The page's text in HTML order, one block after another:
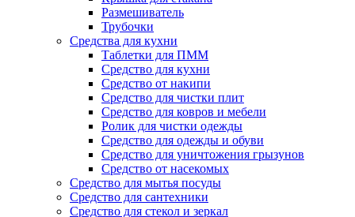
Размешиватель
Трубочки
Средства для кухни
Таблетки для ПММ
Средство для кухни
Средство от накипи
Средство для чистки плит
Средство для ковров и мебели
Ролик для чистки одежды
Средство для одежды и обуви
Средство для уничтожения грызунов
Средство от насекомых
Средство для мытья посуды
Средство для сантехники
Средство для стекол и зеркал